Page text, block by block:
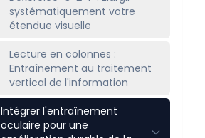
systématiquement votre
étendue visuelle
Lecture en colonnes :
Entraînement au traitement
vertical de l'information
Intégrer l'entraînement
oculaire pour une